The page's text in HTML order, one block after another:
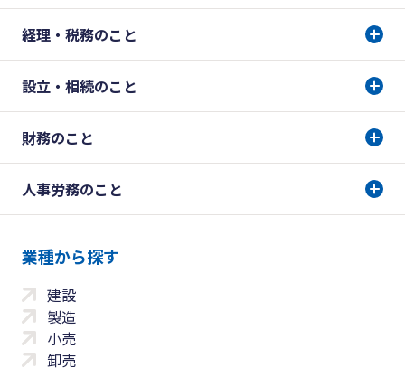
経理・税務のこと
設立・相続のこと
財務のこと
人事労務のこと
業種から探す
建設
製造
小売
卸売